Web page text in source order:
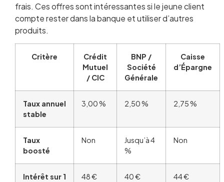
frais. Ces offres sont intéressantes si le jeune client
compte rester dans la banque et utiliser d’autres
produits.
Critère
Crédit
Mutuel
/ CIC
BNP /
Société
Générale
Caisse
d’Épargne
Taux annuel
stable
3,00 % 2,50 % 2,75 %
Taux
boosté
Non
Jusqu’à 4
%
Non
Intérêt sur 1
48 €
40 €
44 €